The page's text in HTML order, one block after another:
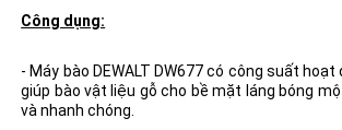
Công dụng:
- Máy bào DEWALT DW677 có công suất
giúp bào vật liệu gỗ cho bề mặt láng bóng
và nhanh chóng.